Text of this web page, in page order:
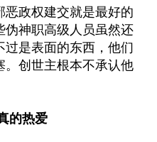
政权建交就是最好的
伪神职高级人员虽然还
是表面的东西，他们
。创世主根本不承认他
的热爱